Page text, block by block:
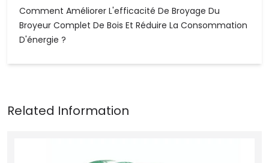
Comment Améliorer L'efficacité De Broyage Du
Broyeur Complet De Bois Et Réduire La Consommation
D'énergie ?